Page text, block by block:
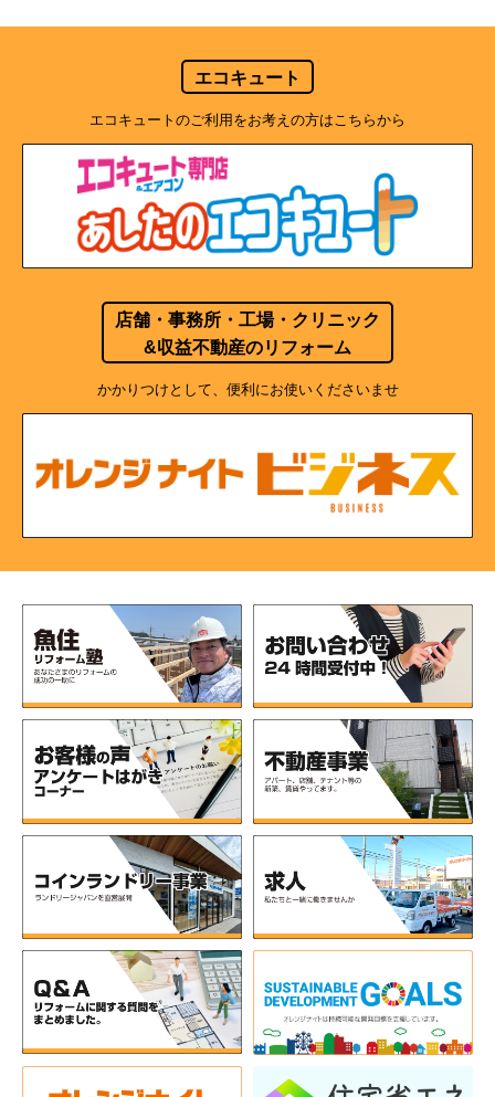
エコキュート
エコキュートのご利用をお考えの方はこちらから
店舗・事務所・工場・クリニック
&収益不動産のリフォーム
かかりつけとして、便利にお使いくださいませ